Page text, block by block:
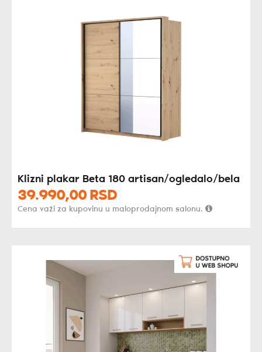
Klizni plakar Beta 180 artisan/ogledalo/bela
39.990,00 RSD
Cena važi za kupovinu u maloprodajnom salonu.